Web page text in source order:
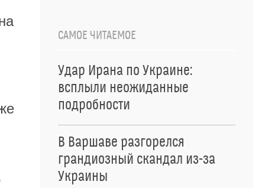
САМОЕ ЧИТАЕМОЕ
Удар Ирана по Украине:
всплыли неожиданные
подробности
В Варшаве разгорелся
грандиозный скандал из-за
Украины